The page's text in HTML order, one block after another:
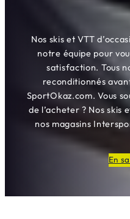
Nos skis et VTT
notre équipe pour
satisfaction. Tous
reconditionnés
SportOkaz.com. Vous
de l’acheter ? Nos skis
nos magasins
En